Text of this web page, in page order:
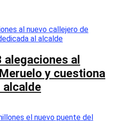
alegaciones al
y cuestiona
alcalde